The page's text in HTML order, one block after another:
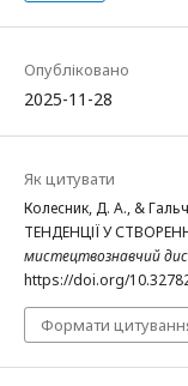
Опубліковано
2025-11-28
Як цитувати
Колесник, Д. А., &
ТЕНДЕНЦІЇ У
мистецтвознавчий
https://doi.org/
Формати